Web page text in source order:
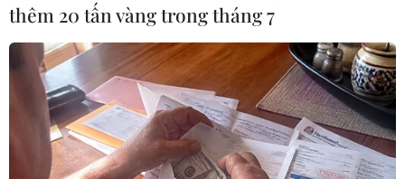
#Anh #Bệnh lao phổi #Protein
#Tử vong
#Truyền bệnh
Anh Pháp
Theo dõi VietnamPlus
thêm 20 tấn vàng trong tháng 7